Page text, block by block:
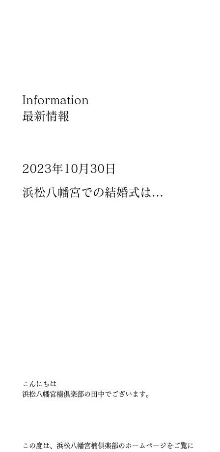
Information
最新情報
2023年10月30日
こんにちは
浜松八幡宮楠俱楽部の田中でございます。
この度は、浜松八幡宮楠俱楽部のホームページをご覧に
浜松八幡宮での結婚式は…